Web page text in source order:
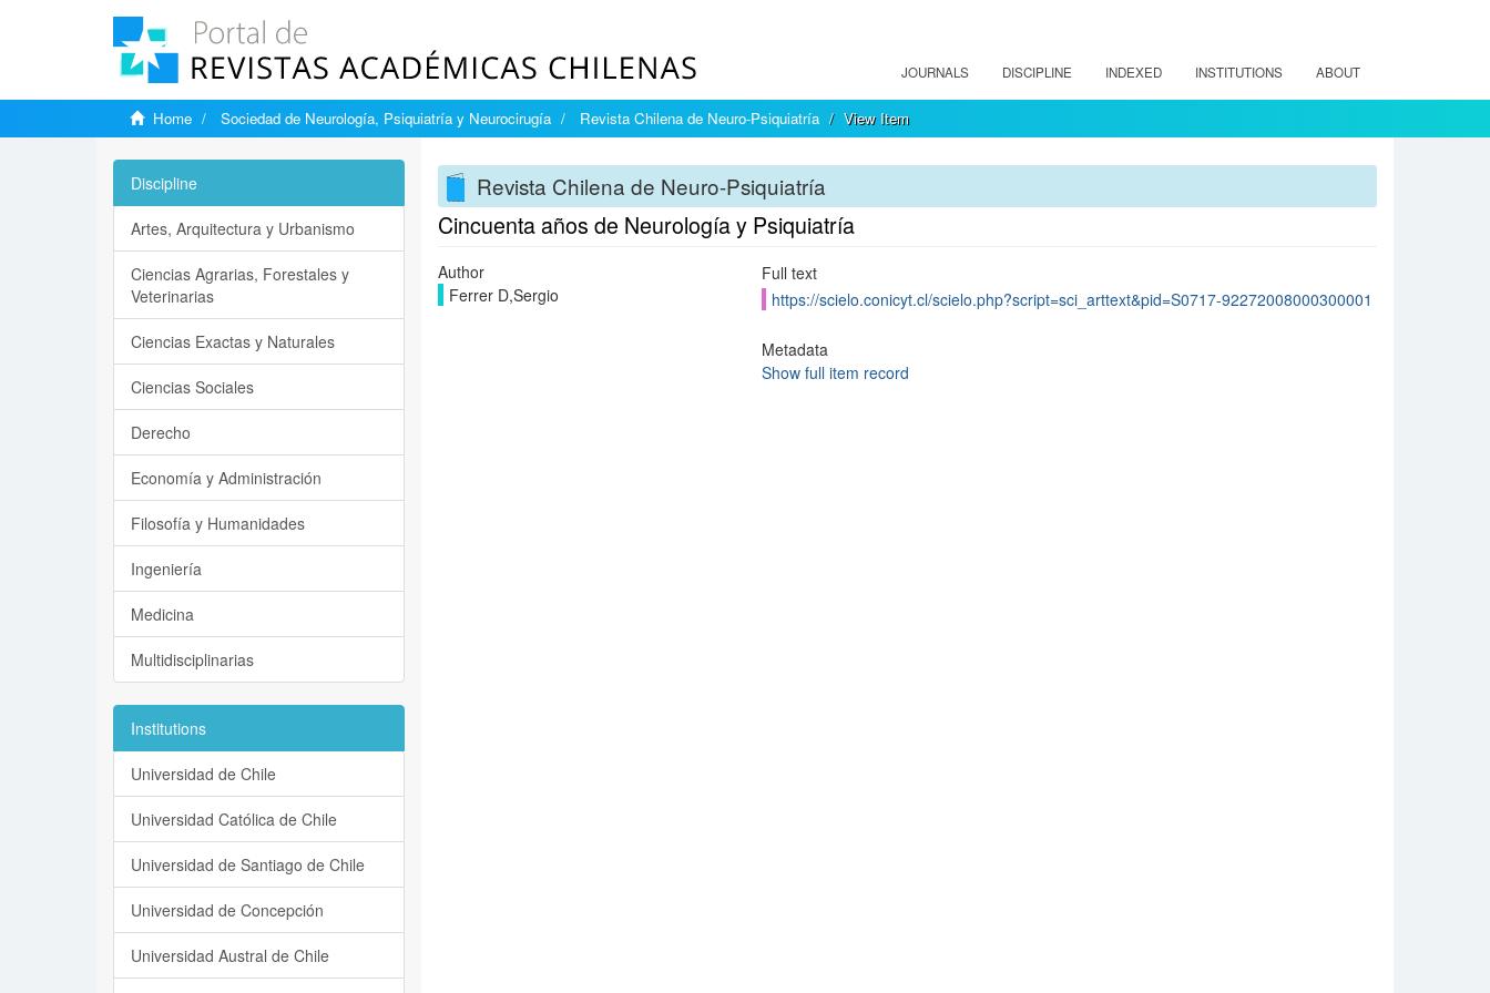
JOURNALS DISCIPLINE INDEXED INSTITUTIONS ABOUT
Home Sociedad de Neurología, Psiquiatría y Neurocirugía Revista Chilena de Neuro-Psiquiatría View Item
Revista Chilena de Neuro-Psiquiatría
Cincuenta años de Neurología y Psiquiatría
Author
Ferrer D,Sergio
Full text
https://scielo.conicyt.cl/scielo.php?script=sci_arttext&pid=S0717-92272008000300001
Metadata
Show full item record
Discipline
Artes, Arquitectura y Urbanismo
Ciencias Agrarias, Forestales y
Veterinarias
Ciencias Exactas y Naturales
Ciencias Sociales
Derecho
Economía y Administración
Filosofía y Humanidades
Ingeniería
Medicina
Multidisciplinarias
Institutions
Universidad de Chile
Universidad Católica de Chile
Universidad de Santiago de Chile
Universidad de Concepción
Universidad Austral de Chile